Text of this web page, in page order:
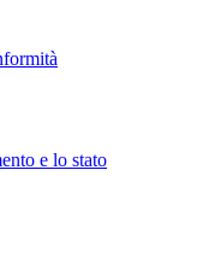
e lo stato